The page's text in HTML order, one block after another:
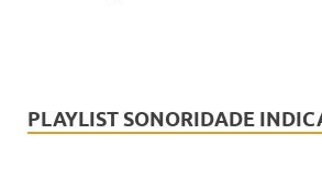
PLAYLIST SONORIDADE